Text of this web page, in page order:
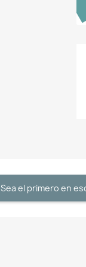
Sea el primero en